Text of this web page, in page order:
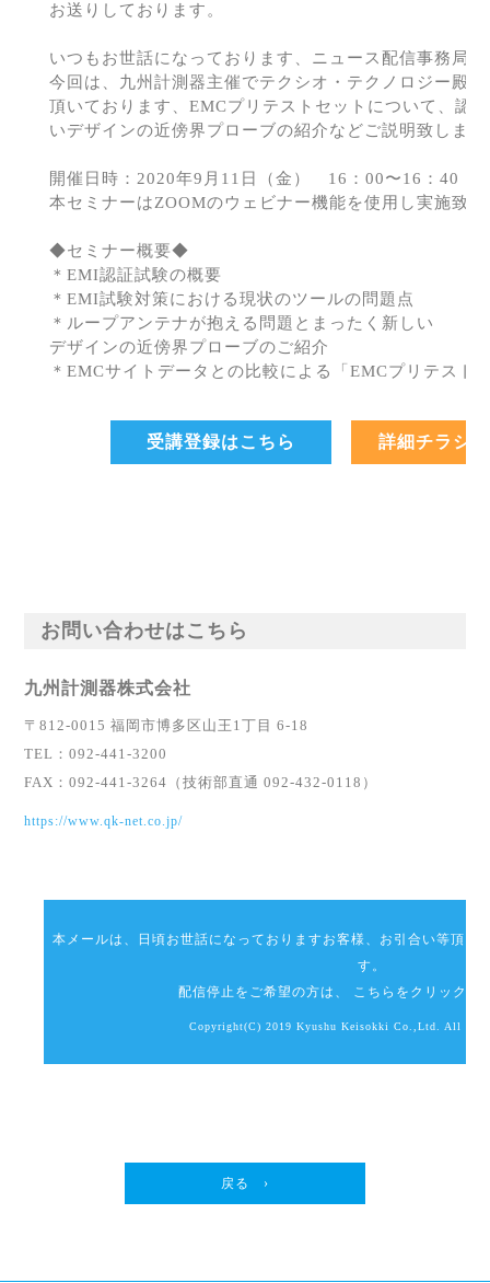
お送りしております。
いつもお世話になっております、ニュース配信事務局
今回は、九州計測器主催でテクシオ・テクノロジー殿
頂いております、EMCプリテストセットについて、認
いデザインの近傍界プローブの紹介などご説明致しま
開催日時：2020年9月11日（金） 16：00〜16：40
本セミナーはZOOMのウェビナー機能を使用し実施致
◆セミナー概要◆
＊EMI認証試験の概要
＊EMI試験対策における現状のツールの問題点
＊ループアンテナが抱える問題とまったく新しい
デザインの近傍界プローブのご紹介
＊EMCサイトデータとの比較による「EMCプリテスト
受講登録はこちら 詳細チラシ
お問い合わせはこちら
九州計測器株式会社
〒812-0015 福岡市博多区山王1丁目 6-18
TEL：092-441-3200
FAX：092-441-3264（技術部直通 092-432-0118）
https://www.qk-net.co.jp/
本メールは、日頃お世話になっておりますお客様、お引合い等頂き
す。
配信停止をご希望の方は、 こちら をクリックし
Copyright(C) 2019 Kyushu Keisokki Co.,Ltd. All
戻る ›